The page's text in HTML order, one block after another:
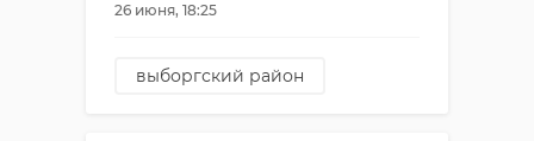
26 июня, 18:25
выборгский район